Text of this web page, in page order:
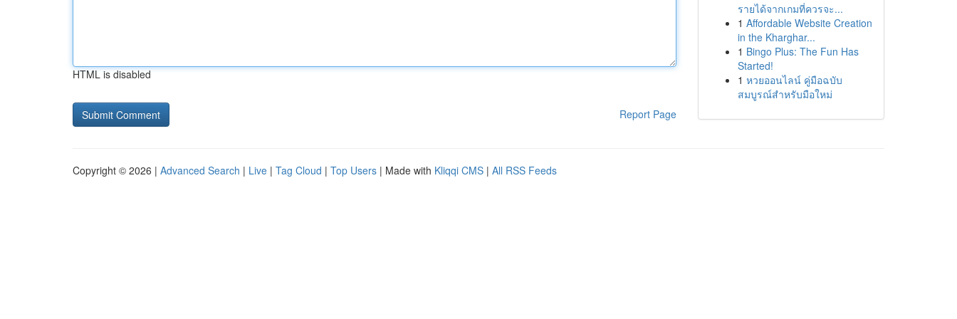
HTML is disabled
Report Page
รายได้จากเกมที่ควรจะ...
1 Affordable Website Creation
in the Kharghar...
1 Bingo Plus: The Fun Has
Started!
1 หวยออนไลน์ คู่มือฉบับ
สมบูรณ์สำหรับมือใหม่
Copyright © 2026 | Advanced Search | Live | Tag Cloud | Top Users | Made with Kliqqi CMS | All RSS Feeds